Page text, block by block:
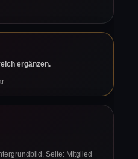
ergänzen.
Seite: Mitglied